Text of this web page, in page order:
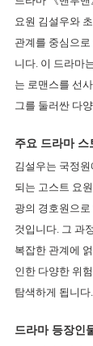
요원 김설우와
관계를 중심으
니다. 이 드라마
는 로맨스를 선
그를 둘러싼 다
주요 드라마 스
김설우는 국정
되는 고스트 요
광의 경호원으
것입니다. 그 과
복잡한 관계에
인한 다양한 위
탐색하게 됩니다.
드라마 등장인